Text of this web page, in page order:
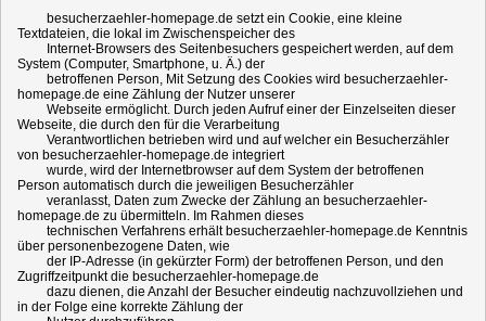
besucherzaehler-homepage.de setzt ein Cookie, eine kleine
Textdateien, die lokal im Zwischenspeicher des
Internet-Browsers des Seitenbesuchers gespeichert werden, auf dem
System (Computer, Smartphone, u. Ä.) der
betroffenen Person, Mit Setzung des Cookies wird besucherzaehler-
homepage.de eine Zählung der Nutzer unserer
Webseite ermöglicht. Durch jeden Aufruf einer der Einzelseiten dieser
Webseite, die durch den für die Verarbeitung
Verantwortlichen betrieben wird und auf welcher ein Besucherzähler
von besucherzaehler-homepage.de integriert
wurde, wird der Internetbrowser auf dem System der betroffenen
Person automatisch durch die jeweiligen Besucherzähler
veranlasst, Daten zum Zwecke der Zählung an besucherzaehler-
homepage.de zu übermitteln. Im Rahmen dieses
technischen Verfahrens erhält besucherzaehler-homepage.de Kenntnis
über personenbezogene Daten, wie
der IP-Adresse (in gekürzter Form) der betroffenen Person, und den
Zugriffzeitpunkt die besucherzaehler-homepage.de
dazu dienen, die Anzahl der Besucher eindeutig nachzuvollziehen und
in der Folge eine korrekte Zählung der